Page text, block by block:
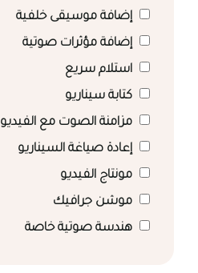
إضافة موسيقى خلفية
إضافة مؤثرات صوتية
استلام سريع
كتابة سيناريو
مزامنة الصوت مع الفيديو
إعادة صياغة السيناريو
مونتاج الفيديو
موشن جرافيك
هندسة صوتية خاصة